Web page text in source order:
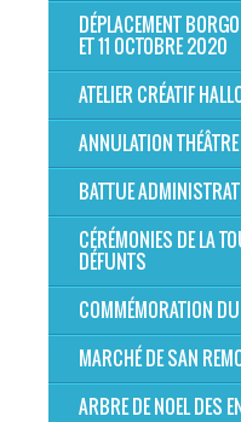
DÉPLACEMENT
ET 11 OCTOBRE 2020
ATELIER CRÉATIF
ANNULATION
BATTUE
CÉRÉMONIES DE LA
DÉFUNTS
COMMÉMORATION
MARCHÉ DE SAN
ARBRE DE NOEL DES